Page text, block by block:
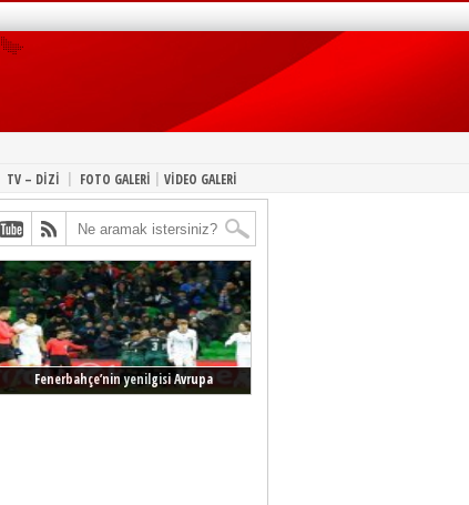
TV – DİZİ | FOTO GALERİ | VİDEO GALERİ
Fenerbahçe’nin yenilgisi Avrupa